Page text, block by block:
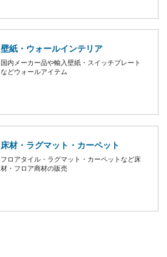
壁紙・ウォールインテリア
国内メーカー品や輸入壁紙・スイッチプレート
などウォールアイテム
床材・ラグマット・カーペット
フロアタイル・ラグマット・カーペットなど床
材・フロア商材の販売